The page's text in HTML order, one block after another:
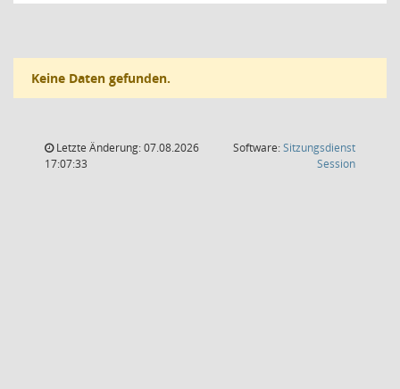
Keine Daten gefunden.
Letzte Änderung: 07.08.2026
17:07:33
Software:Sitzungsdienst
Session(Wird in